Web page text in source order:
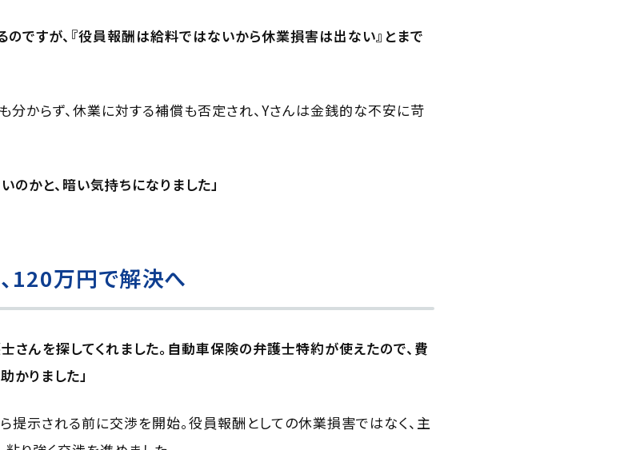
ですが、『役員報酬は給料ではないから休業損害は出ない』とまで
からず、休業に対する補償も否定され、Yさんは金銭的な不安に苛
のかと、暗い気持ちになりました」
120万円で解決へ
さんを探してくれました。自動車保険の弁護士特約が使えたので、費
りました」
提示される前に交渉を開始。役員報酬としての休業損害ではなく、主